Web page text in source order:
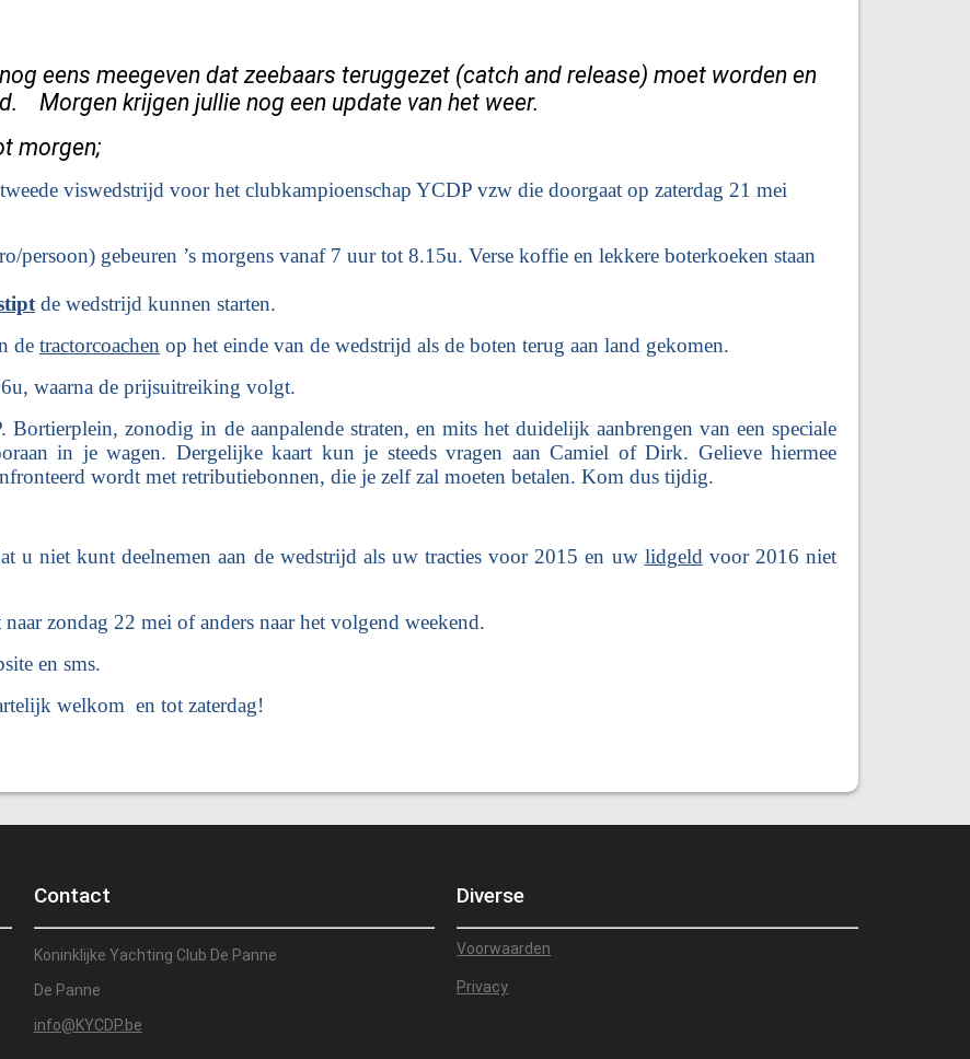
eens meegeven dat zeebaars teruggezet (catch and release) moet worden en
Morgen krijgen jullie nog een update van het weer.
morgen;
viswedstrijd voor het clubkampioenschap YCDP vzw die doorgaat op zaterdag 21 mei
persoon) gebeuren ’s morgens vanaf 7 uur tot 8.15u. Verse koffie en lekkere boterkoeken staan
de wedstrijd kunnen starten.
de tractorcoachen op het einde van de wedstrijd als de boten terug aan land gekomen.
waarna de prijsuitreiking volgt.
Bortierplein, zonodig in de aanpalende straten, en mits het duidelijk aanbrengen van een speciale
in je wagen. Dergelijke kaart kun je steeds vragen aan Camiel of Dirk. Gelieve hiermee
wordt met retributiebonnen, die je zelf zal moeten betalen. Kom dus tijdig.
u niet kunt deelnemen aan de wedstrijd als uw tracties voor 2015 en uw lidgeld voor 2016 niet
zondag 22 mei of anders naar het volgend weekend.
en sms.
welkom en tot zaterdag!
Contact
Koninklijke Yachting Club De Panne
De Panne
info@KYCDP.be
Diverse
Voorwaarden
Privacy